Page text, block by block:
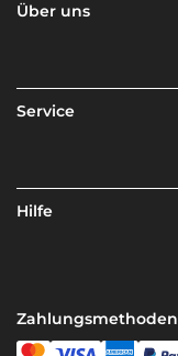
Über uns
Service
Hilfe
Zahlungsmethoden